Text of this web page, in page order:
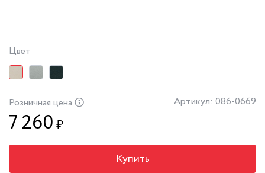
Цвет
Розничная цена
7 260 ₽
Артикул: 086-0669
Купить